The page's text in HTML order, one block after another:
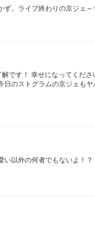
ず。ライブ終わりの京ジェ～
です！ 幸せになってくだ
日のストグラムの京ジェも
い以外の何者でもないよ！